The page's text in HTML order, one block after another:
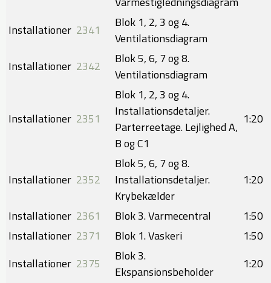
Installationer 2341
Blok 1, 2, 3 og 4.
Ventilationsdiagram
Installationer 2342
Blok 5, 6, 7 og 8.
Ventilationsdiagram
Installationer 2351
Blok 1, 2, 3 og 4.
Installationsdetaljer.
Parterreetage. Lejlighed A,
B og C1
1:20​
Installationer 2352
Blok 5, 6, 7 og 8.
Installationsdetaljer.
Krybekælder
1:20​
Installationer 2361 Blok 3. Varmecentral
1:50
Installationer 2371 Blok 1. Vaskeri
1:50
Installationer 2375
Blok 3.
Ekspansionsbeholder
1:20